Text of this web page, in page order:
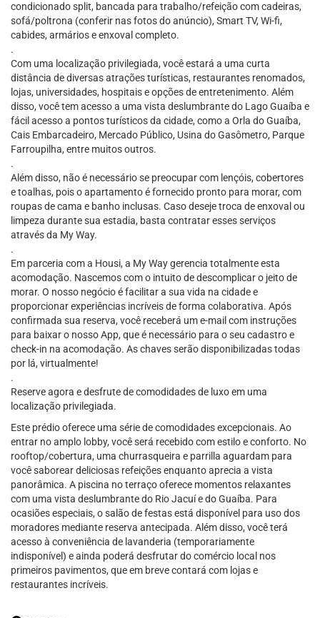
condicionado split, bancada para trabalho/refeição com cadeiras,
sofá/poltrona (conferir nas fotos do anúncio), Smart TV, Wi-fi,
cabides, armários e enxoval completo.
.
Com uma localização privilegiada, você estará a uma curta
distância de diversas atrações turísticas, restaurantes renomados,
lojas, universidades, hospitais e opções de entretenimento. Além
disso, você tem acesso a uma vista deslumbrante do Lago Guaíba e
fácil acesso a pontos turísticos da cidade, como a Orla do Guaíba,
Cais Embarcadeiro, Mercado Público, Usina do Gasômetro, Parque
Farroupilha, entre muitos outros.
.
Além disso, não é necessário se preocupar com lençóis, cobertores
e toalhas, pois o apartamento é fornecido pronto para morar, com
roupas de cama e banho inclusas. Caso deseje troca de enxoval ou
limpeza durante sua estadia, basta contratar esses serviços
através da My Way.
.
Em parceria com a Housi, a My Way gerencia totalmente esta
acomodação. Nascemos com o intuito de descomplicar o jeito de
morar. O nosso negócio é facilitar a sua vida na cidade e
proporcionar experiências incríveis de forma colaborativa. Após
confirmada sua reserva, você receberá um e-mail com instruções
para baixar o nosso App, que é necessário para o seu cadastro e
check-in na acomodação. As chaves serão disponibilizadas todas
por lá, virtualmente!
.
Reserve agora e desfrute de comodidades de luxo em uma
localização privilegiada.
Este prédio oferece uma série de comodidades excepcionais. Ao
entrar no amplo lobby, você será recebido com estilo e conforto. No
rooftop/cobertura, uma churrasqueira e parrilla aguardam para
você saborear deliciosas refeições enquanto aprecia a vista
panorâmica. A piscina no terraço oferece momentos relaxantes
com uma vista deslumbrante do Rio Jacuí e do Guaíba. Para
ocasiões especiais, o salão de festas está disponível para uso dos
moradores mediante reserva antecipada. Além disso, você terá
acesso à conveniência de lavanderia (temporariamente
indisponível) e ainda poderá desfrutar do comércio local nos
primeiros pavimentos, que em breve contará com lojas e
restaurantes incríveis.